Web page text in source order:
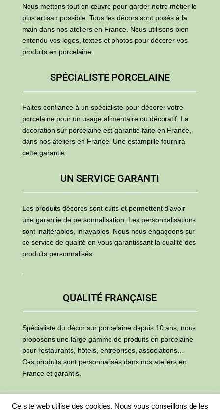
Nous mettons tout en œuvre pour garder notre métier le
plus artisan possible. Tous les décors sont posés à la
main dans nos ateliers en France. Nous utilisons bien
entendu vos logos, textes et photos pour décorer vos
produits en porcelaine.
SPÉCIALISTE PORCELAINE
Faites confiance à un spécialiste pour décorer votre
porcelaine pour un usage alimentaire ou décoratif. La
décoration sur porcelaine est garantie faite en France,
dans nos ateliers en France. Une estampille fournira
cette garantie.
UN SERVICE GARANTI
Les produits décorés sont cuits et permettent d’avoir
une garantie de personnalisation. Les personnalisations
sont inaltérables, inrayables. Nous nous engageons sur
ce service de qualité en vous garantissant la qualité des
produits personnalisés.
QUALITÉ FRANÇAISE
Spécialiste du décor sur porcelaine depuis 10 ans, nous
proposons une large gamme de produits en porcelaine
pour restaurants, hôtels, entreprises, associations…
Ces produits sont personnalisés dans nos ateliers en
France et garantis.
Ce site web utilise des cookies. Nous vous conseillons de les